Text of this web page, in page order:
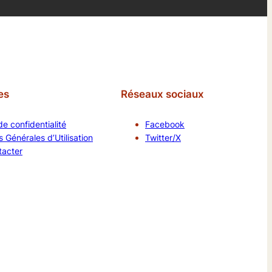
confidentialité
Générales d’Utilisation
Réseaux sociaux
Facebook
Twitter/X